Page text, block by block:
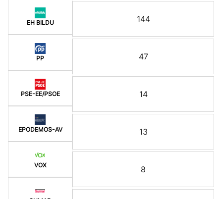
EH BILDU
PP
PSE-EE/PSOE
EPODEMOS-AV
VOX
144
47
14
13
8